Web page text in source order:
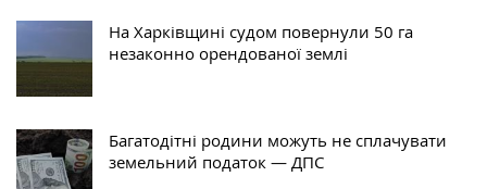
На Харківщині судом повернули 50 га
незаконно орендованої землі
Багатодітні родини можуть не сплачувати
земельний податок — ДПС